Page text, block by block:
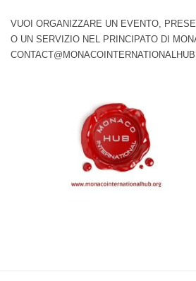
VUOI ORGANIZZARE UN EVENTO,
O UN SERVIZIO NEL PRINCIPATO DI